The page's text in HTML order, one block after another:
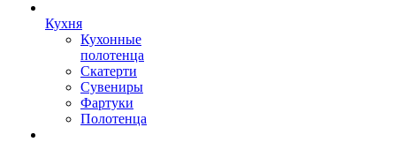
Кухня
Кухонные
полотенца
Скатерти
Сувениры
Фартуки
Полотенца